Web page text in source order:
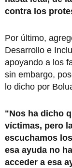
contra los
Por último,
Desarrollo e
apoyando a los
sin embargo,
lo dicho por
"Nos ha dicho
víctimas, pero
escuchamos
esa ayuda no
acceder a esa